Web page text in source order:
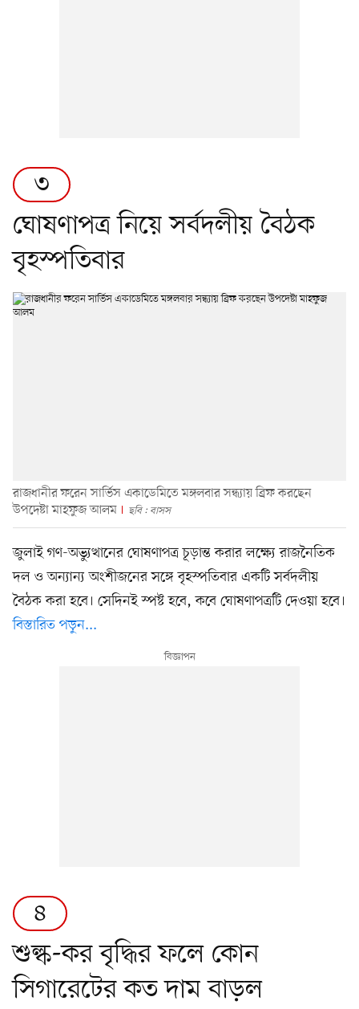
৩
ঘোষণাপত্র নিয়ে সর্বদলীয় বৈঠক
বৃহস্পতিবার
রাজধানীর ফরেন সার্ভিস একাডেমিতে মঙ্গলবার সন্ধ্যায় ব্রিফ করছেন
উপদেষ্টা মাহফুজ আলম
ছবি : বাসস
জুলাই গণ-অভ্যুত্থানের ঘোষণাপত্র চূড়ান্ত করার লক্ষ্যে রাজনৈতিক
দল ও অন্যান্য অংশীজনের সঙ্গে বৃহস্পতিবার একটি সর্বদলীয়
বৈঠক করা হবে। সেদিনই স্পষ্ট হবে, কবে ঘোষণাপত্রটি দেওয়া হবে।
বিস্তারিত পড়ুন...
৪
শুল্ক-কর বৃদ্ধির ফলে কোন
সিগারেটের কত দাম বাড়ল